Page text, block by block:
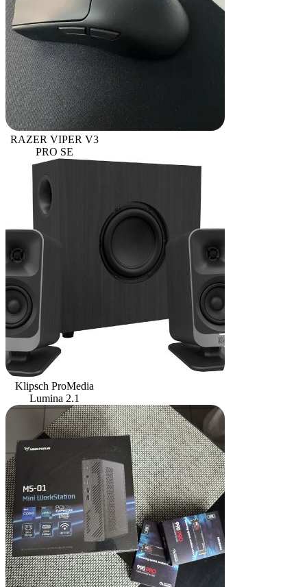
RAZER VIPER V3
PRO SE
Klipsch ProMedia
Lumina 2.1